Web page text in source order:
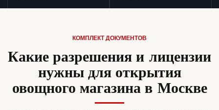
КОМПЛЕКТ ДОКУМЕНТОВ
Какие разрешения и лицензии
нужны для открытия
овощного магазина в Москве